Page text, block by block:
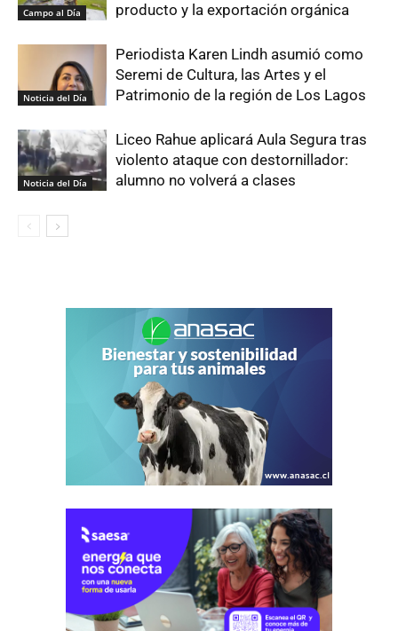
Campo al Día
producto y la exportación orgánica
Noticia del Día
Periodista Karen Lindh asumió como
Seremi de Cultura, las Artes y el
Patrimonio de la región de Los Lagos
Noticia del Día
Liceo Rahue aplicará Aula Segura tras
violento ataque con destornillador:
alumno no volverá a clases